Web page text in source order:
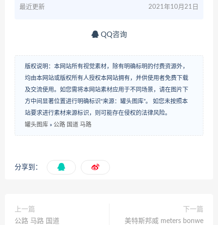
最近更新 2021年10月21日
QQ咨询
版权说明：本网站所有视觉素材，除有明确标明的付费资源外，
均由本网站或版权所有人授权本网站拥有，并供使用者免费下载
及交流使用。如您需将本网站素材应用于不同场景，请在图片下
方中间显著位置进行明确标识“来源：罐头图库”。 如您未按照本
站要求进行素材来源标识，则可能存在侵权的法律风险。
罐头图库 » 公路 国道 马路
分享到：
上一篇
公路 马路 国道
下一篇
美特斯邦威 meters bonwe